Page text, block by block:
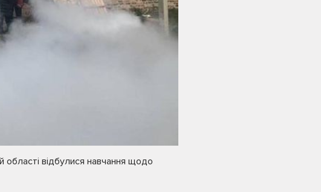
області відбулися навчання щодо